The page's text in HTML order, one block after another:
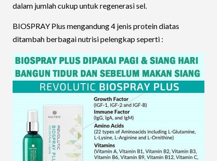
dalam jumlah cukup untuk regenerasi sel.
BIOSPRAY Plus mengandung 4 jenis protein diatas
ditambah berbagai nutrisi pelengkap seperti :